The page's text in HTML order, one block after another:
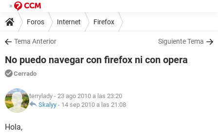
Foros Internet Firefox
Tema Anterior Siguiente Tema
No puedo navegar con firefox ni con opera
Cerrado
terrylady - 23 ago 2010 a las 23:20
Skalyy - 14 sep 2010 a las 21:08
Hola,